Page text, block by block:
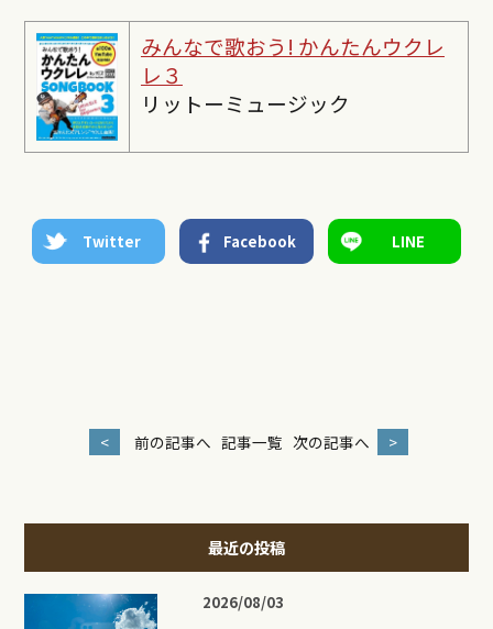
みんなで歌おう! かんたんウクレ
レ３
リットーミュージック
Twitter Facebook LINE
< 前の記事へ 記事一覧 次の記事へ >
最近の投稿
2026/08/03